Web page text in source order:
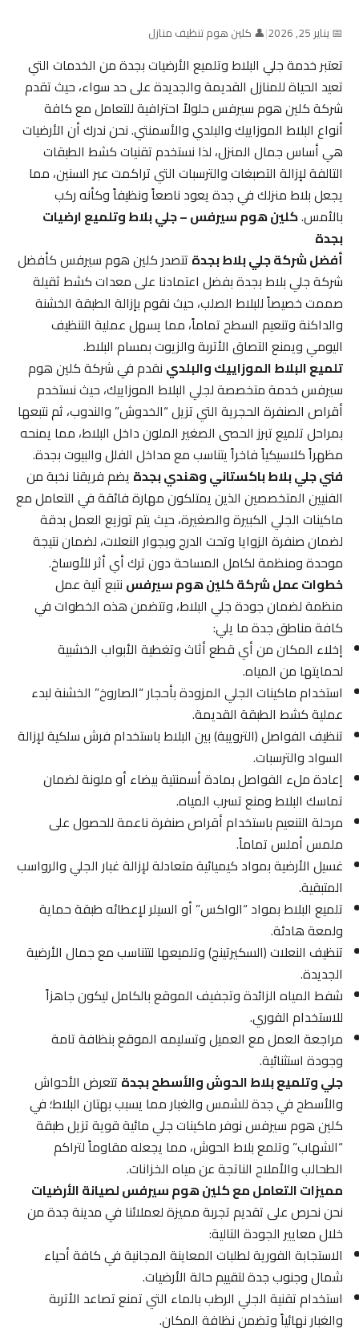
📅 يناير 25, 2026 |👤 كلين هوم تنظيف منازل
تعتبر خدمة جلي البلاط وتلميع الأرضيات بجدة من الخدمات التي
تعيد الحياة للمنازل القديمة والجديدة على حد سواء، حيث تقدم
شركة كلين هوم سيرفس حلولاً احترافية للتعامل مع كافة
أنواع البلاط الموزاييك والبلدي والأسمنتي. نحن ندرك أن الأرضيات
هي أساس جمال المنزل، لذا نستخدم تقنيات كشط الطبقات
التالفة لإزالة التصبغات والترسبات التي تراكمت عبر السنين، مما
يجعل بلاط منزلك في جدة يعود ناصعاً ونظيفاً وكأنه ركب
بالأمس.كلين هوم سيرفس – جلي بلاط وتلميع ارضيات
بجدة
أفضل شركة جلي بلاط بجدةتتصدر كلين هوم سيرفس كأفضل
شركة جلي بلاط بجدة بفضل اعتمادنا على معدات كشط ثقيلة
صممت خصيصاً للبلاط الصلب، حيث نقوم بإزالة الطبقة الخشنة
والداكنة وتنعيم السطح تماماً، مما يسهل عملية التنظيف
اليومي ويمنع التصاق الأتربة والزيوت بمسام البلاط.
تلميع البلاط الموزاييك والبلدينقدم في شركة كلين هوم
سيرفس خدمة متخصصة لجلي البلاط الموزاييك، حيث نستخدم
أقراص الصنفرة الحجرية التي تزيل “الخدوش” والندوب، ثم نتبعها
بمراحل تلميع تبرز الحصى الصغير الملون داخل البلاط، مما يمنحه
مظهراً كلاسيكياً فاخراً يتناسب مع مداخل الفلل والبيوت بجدة.
فني جلي بلاط باكستاني وهندي بجدةيضم فريقنا نخبة من
الفنيين المتخصصين الذين يمتلكون مهارة فائقة في التعامل مع
ماكينات الجلي الكبيرة والصغيرة، حيث يتم توزيع العمل بدقة
لضمان صنفرة الزوايا وتحت الدرج وبجوار النعلات، لضمان نتيجة
موحدة ومنظمة لكامل المساحة دون ترك أي أثر للأوساخ.
خطوات عمل شركة كلين هوم سيرفسنتبع آلية عمل
منظمة لضمان جودة جلي البلاط، وتتضمن هذه الخطوات في
كافة مناطق جدة ما يلي:
إخلاء المكان من أي قطع أثاث وتغطية الأبواب الخشبية
لحمايتها من المياه.
استخدام ماكينات الجلي المزودة بأحجار “الصاروخ” الخشنة لبدء
عملية كشط الطبقة القديمة.
تنظيف الفواصل (الترويبة) بين البلاط باستخدام فرش سلكية لإزالة
السواد والترسبات.
إعادة ملء الفواصل بمادة أسمنتية بيضاء أو ملونة لضمان
تماسك البلاط ومنع تسرب المياه.
مرحلة التنعيم باستخدام أقراص صنفرة ناعمة للحصول على
ملمس أملس تماماً.
غسيل الأرضية بمواد كيميائية متعادلة لإزالة غبار الجلي والرواسب
المتبقية.
تلميع البلاط بمواد “الواكس” أو السيلر لإعطائه طبقة حماية
ولمعة هادئة.
تنظيف النعلات (السكيرتينج) وتلميعها لتتناسب مع جمال الأرضية
الجديدة.
شفط المياه الزائدة وتجفيف الموقع بالكامل ليكون جاهزاً
للاستخدام الفوري.
مراجعة العمل مع العميل وتسليمه الموقع بنظافة تامة
وجودة استثنائية.
جلي وتلميع بلاط الحوش والأسطح بجدةتتعرض الأحواش
والأسطح في جدة للشمس والغبار مما يسبب بهتان البلاط؛ في
كلين هوم سيرفس نوفر ماكينات جلي مائية قوية تزيل طبقة
“الشهاب” وتلمع بلاط الحوش، مما يجعله مقاوماً لتراكم
الطحالب والأملاح الناتجة عن مياه الخزانات.
مميزات التعامل مع كلين هوم سيرفس لصيانة الأرضيات
نحن نحرص على تقديم تجربة مميزة لعملائنا في مدينة جدة من
خلال معايير الجودة التالية:
الاستجابة الفورية لطلبات المعاينة المجانية في كافة أحياء
شمال وجنوب جدة لتقييم حالة الأرضيات.
استخدام تقنية الجلي الرطب بالماء التي تمنع تصاعد الأتربة
والغبار نهائياً وتضمن نظافة المكان.